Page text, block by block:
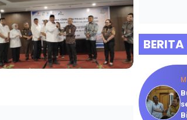
BERITA